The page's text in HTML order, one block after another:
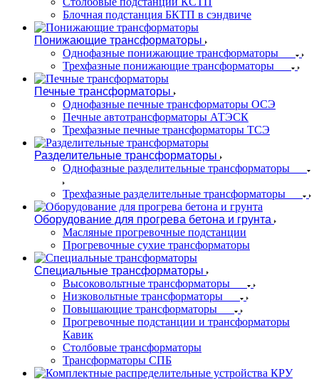
Блочная подстанция БКТП в сэндвиче
Понижающие трансформаторы
Однофазные понижающие трансформаторы
Трехфазные понижающие трансформаторы
Печные трансформаторы
Однофазные печные трансформаторы ОСЭ
Печные автотрансформаторы АТЭСК
Трехфазные печные трансформаторы ТСЭ
Разделительные трансформаторы
Однофазные разделительные трансформаторы
Трехфазные разделительные трансформаторы
Оборудование для прогрева бетона и грунта
Масляные прогревочные подстанции
Прогревочные сухие трансформаторы
Специальные трансформаторы
Высоковольтные трансформаторы
Низковольтные трансформаторы
Повышающие трансформаторы
Прогревочные подстанции и трансформаторы
Кавик
Столбовые трансформаторы
Трансформаторы СПБ